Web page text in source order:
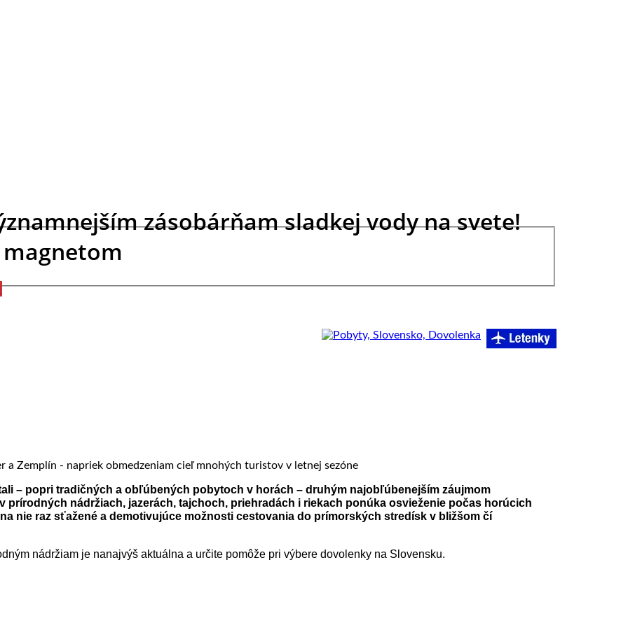
zásobárňam sladkej vody na svete!
– popri tradičných a obľúbených pobytoch v horách – druhým najobľúbenejším záujmom
prírodných nádržiach, jazerách, tajchoch, priehradách i riekach ponúka osvieženie počas horúcich
nie raz sťažené a demotivujúce možnosti cestovania do prímorských stredísk v bližšom čí
nádržiam je nanajvýš aktuálna a určite pomôže pri výbere dovolenky na Slovensku.